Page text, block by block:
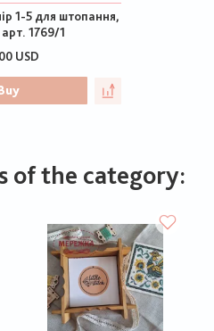
1-5 для штопання,
арт. 1769/1
USD
of the category: